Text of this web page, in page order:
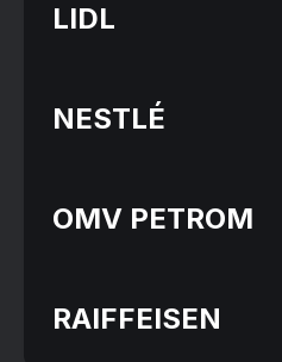
LIDL
NESTLÉ
OMV PETROM
RAIFFEISEN